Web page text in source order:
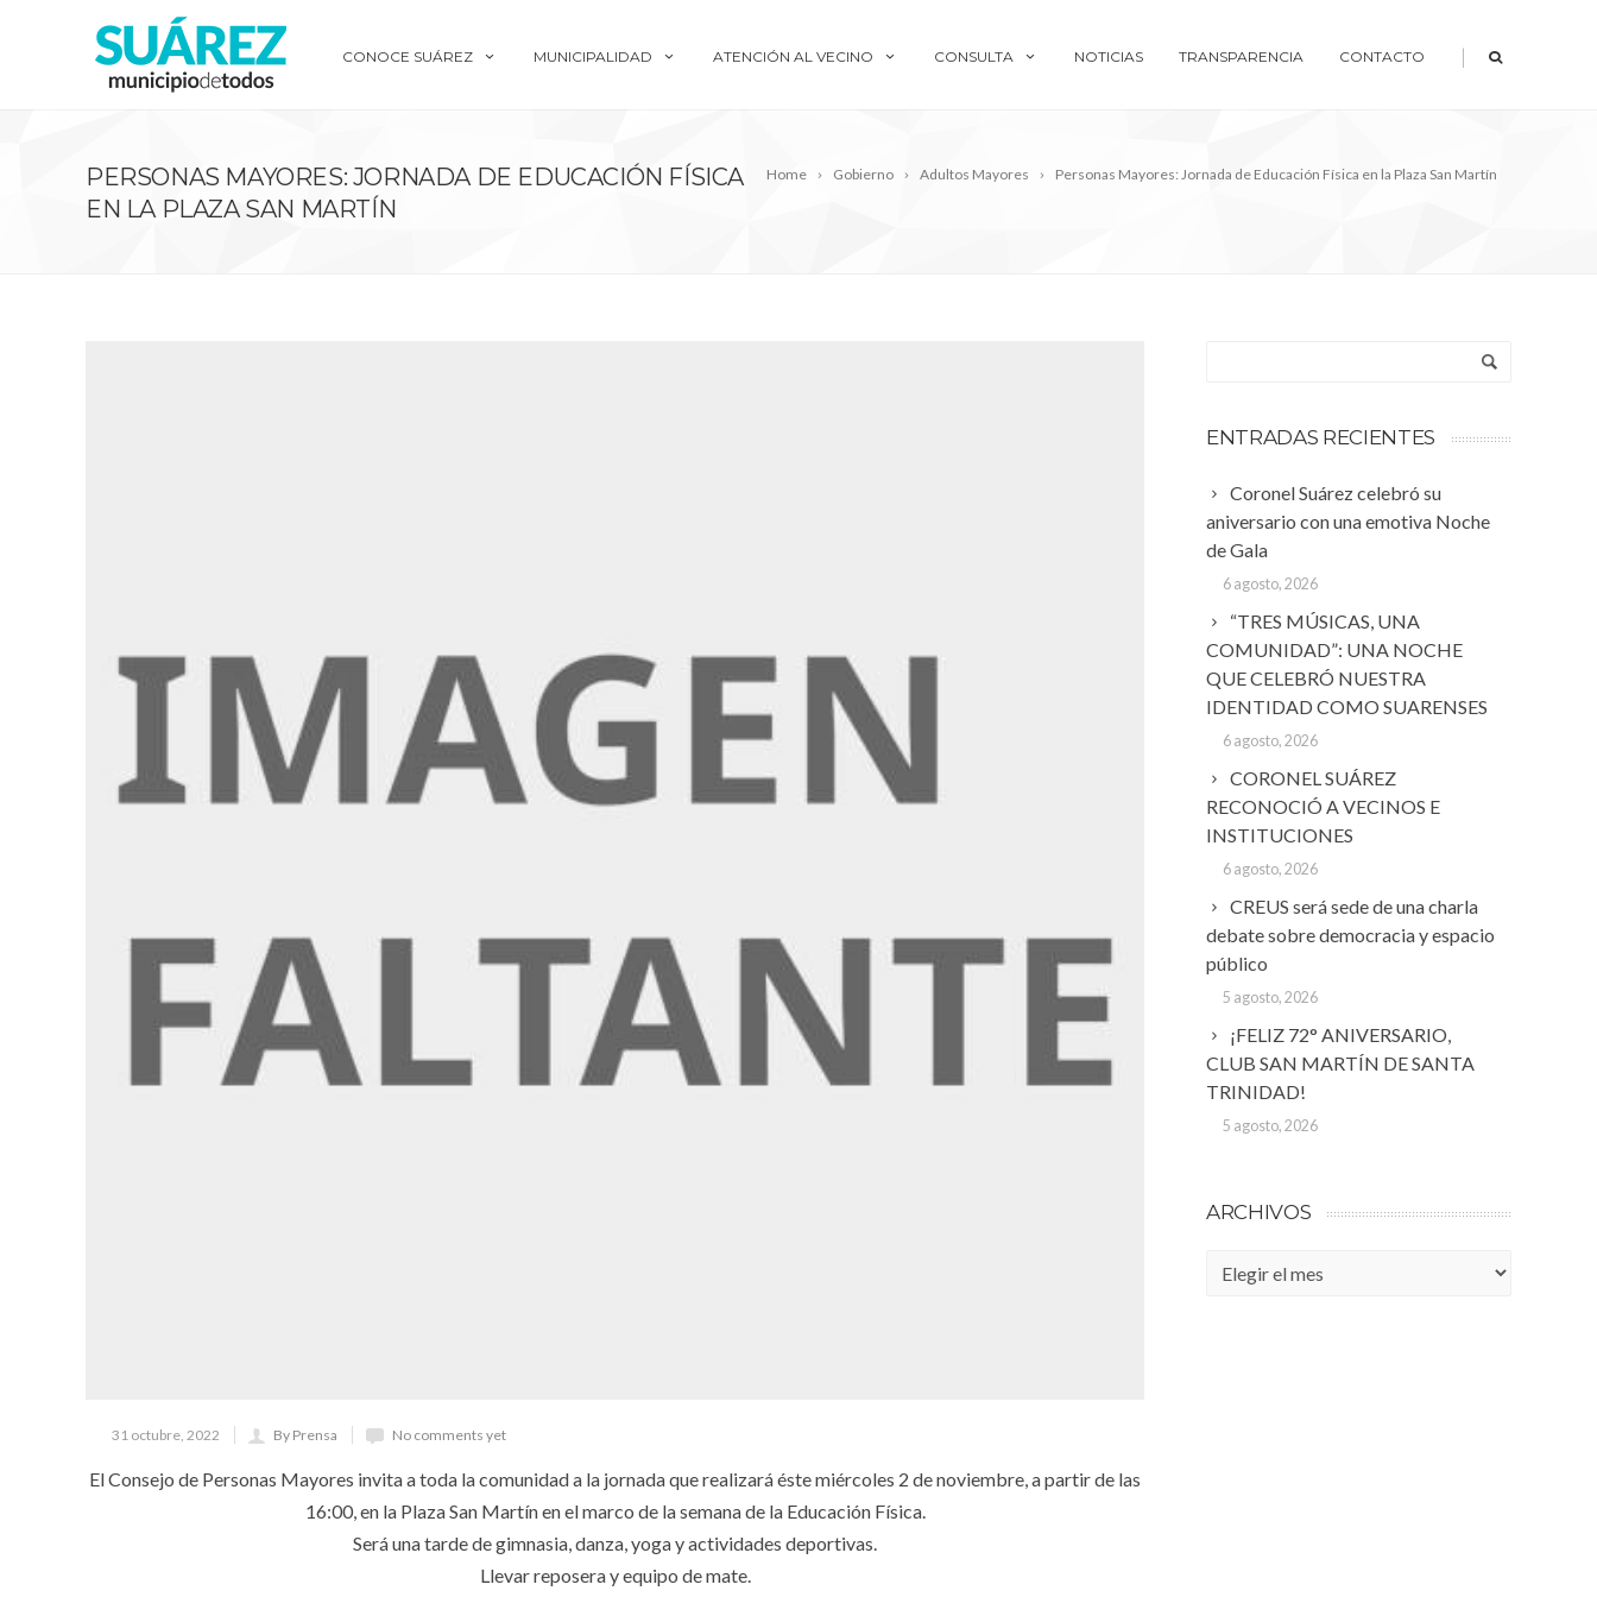
CONOCE SUÁREZ MUNICIPALIDAD ATENCIÓN AL VECINO CONSULTA NOTICIAS TRANSPARENCIA CONTACTO |
Home Gobierno Adultos Mayores Personas Mayores: Jornada de Educación Física en la Plaza San Martín
PERSONAS MAYORES: JORNADA DE EDUCACIÓN FÍSICA
EN LA PLAZA SAN MARTÍN
31 octubre, 2022 By Prensa No comments yet
El Consejo de Personas Mayores invita a toda la comunidad a la jornada que realizará éste miércoles 2 de noviembre, a partir de las
16:00, en la Plaza San Martín en el marco de la semana de la Educación Física.
Será una tarde de gimnasia, danza, yoga y actividades deportivas.
Llevar reposera y equipo de mate.
ENTRADAS RECIENTES
Coronel Suárez celebró su
aniversario con una emotiva Noche
de Gala
6 agosto, 2026
“TRES MÚSICAS, UNA
COMUNIDAD”: UNA NOCHE
QUE CELEBRÓ NUESTRA
IDENTIDAD COMO SUARENSES
6 agosto, 2026
CORONEL SUÁREZ
RECONOCIÓ A VECINOS E
INSTITUCIONES
6 agosto, 2026
CREUS será sede de una charla
debate sobre democracia y espacio
público
5 agosto, 2026
¡FELIZ 72° ANIVERSARIO,
CLUB SAN MARTÍN DE SANTA
TRINIDAD!
5 agosto, 2026
ARCHIVOS
Archivos